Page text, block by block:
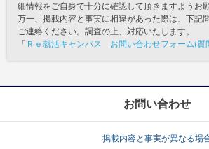
細情報をご自身で十分に確認して頂きますようお
万一、掲載内容と事実に相違があった際は、下記
ご連絡ください。調査の上、対応いたします。
「 Ｒｅ就活キャンパス お問い合わせフォーム(質
お問い合わせ
掲載内容と事実が異なる場